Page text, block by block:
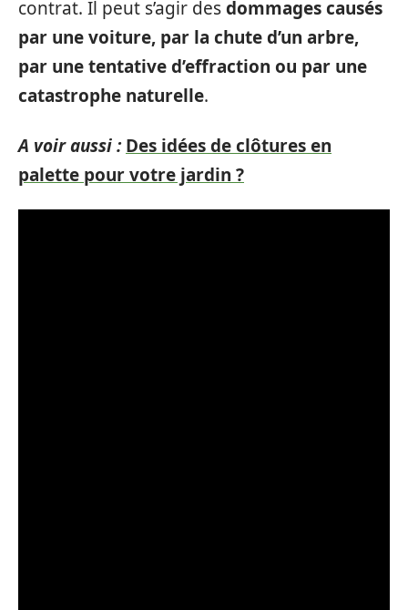
contrat. Il peut s’agir desdommages causés
par une voiture, par la chute d’un arbre,
par une tentative d’effraction ou par une
catastrophe naturelle.
A voir aussi : Des idées de clôtures en
palette pour votre jardin ?